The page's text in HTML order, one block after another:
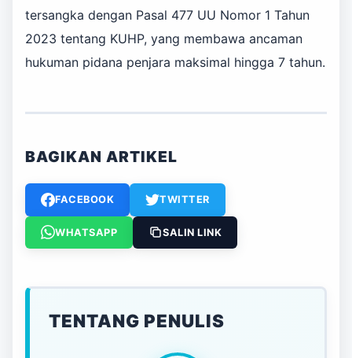
tersangka dengan Pasal 477 UU Nomor 1 Tahun
2023 tentang KUHP, yang membawa ancaman
hukuman pidana penjara maksimal hingga 7 tahun.
BAGIKAN ARTIKEL
FACEBOOK TWITTER
WHATSAPP SALIN LINK
TENTANG PENULIS